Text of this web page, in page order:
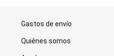
Gastos de envío
Quiénes somos